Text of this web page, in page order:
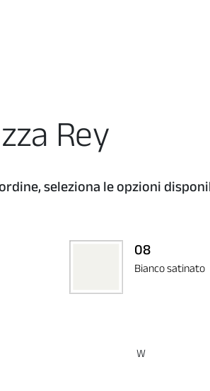
Rey
seleziona le opzioni
08
Bianco satinato
W